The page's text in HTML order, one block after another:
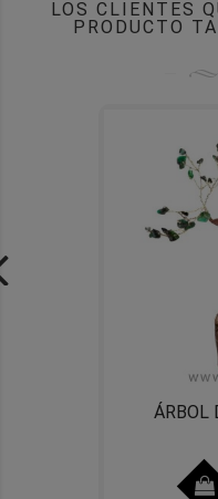
LOS CLIENTES
PRODUCTO
ÁRBOL